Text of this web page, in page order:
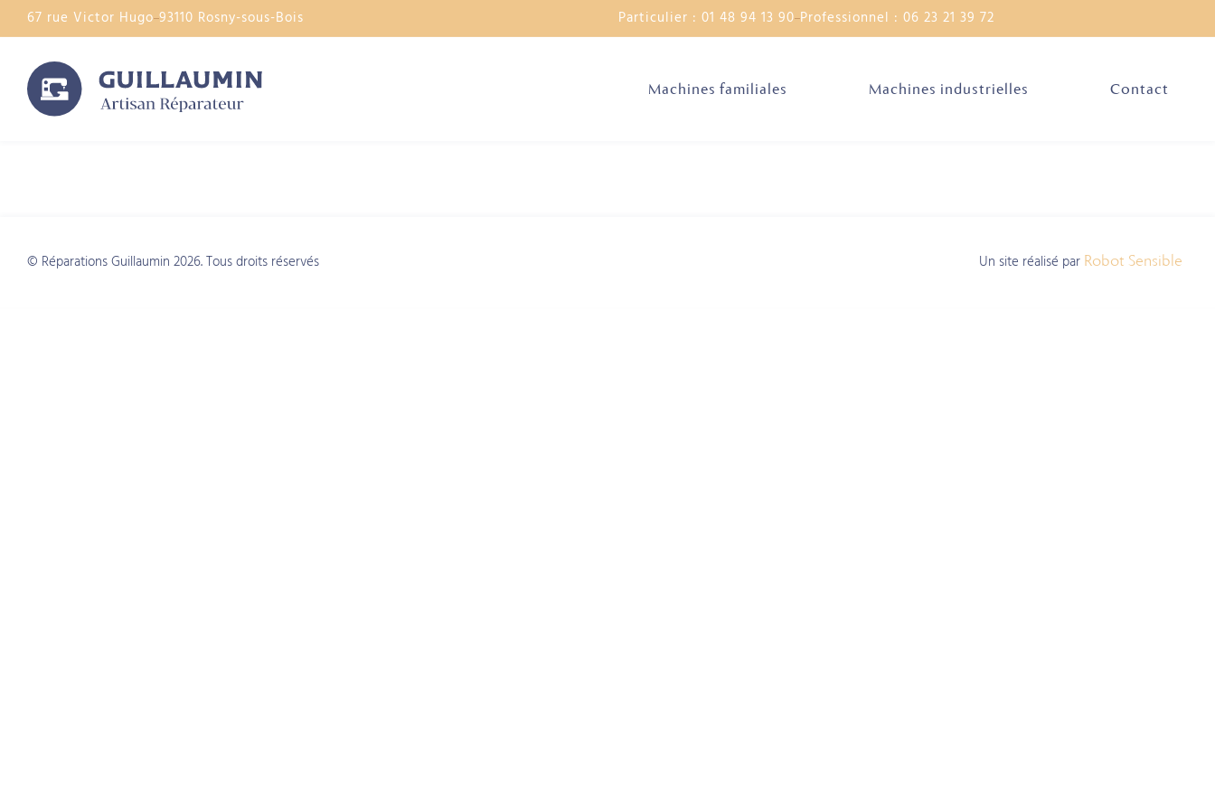
67 rue Victor Hugo 93110 Rosny-sous-Bois Particulier : 01 48 94 13 90 Professionnel : 06 23 21 39 72
Machines familiales Machines industrielles Contact
© Réparations Guillaumin 2026. Tous droits réservés Un site réalisé par Robot Sensible